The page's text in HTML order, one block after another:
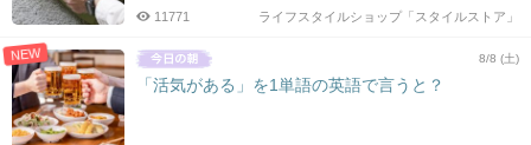
ライフスタイルショップ「スタイルストア」
11771
NEW 8/8 (土)
「活気がある」を1単語の英語で言うと？